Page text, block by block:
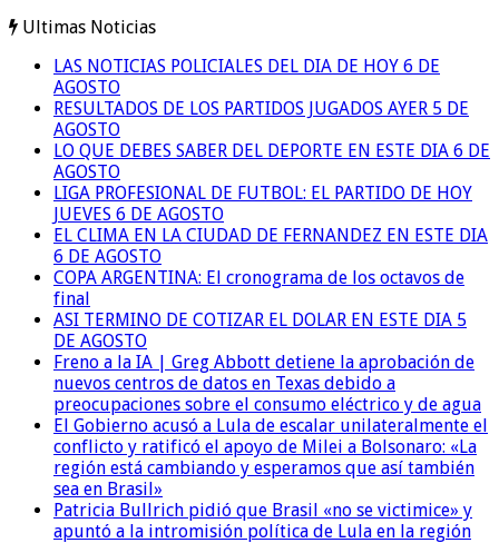
Ultimas Noticias
LAS NOTICIAS POLICIALES DEL DIA DE HOY 6 DE
AGOSTO
RESULTADOS DE LOS PARTIDOS JUGADOS AYER 5 DE
AGOSTO
LO QUE DEBES SABER DEL DEPORTE EN ESTE DIA 6 DE
AGOSTO
LIGA PROFESIONAL DE FUTBOL: EL PARTIDO DE HOY
JUEVES 6 DE AGOSTO
EL CLIMA EN LA CIUDAD DE FERNANDEZ EN ESTE DIA
6 DE AGOSTO
COPA ARGENTINA: El cronograma de los octavos de
final
ASI TERMINO DE COTIZAR EL DOLAR EN ESTE DIA 5
DE AGOSTO
Freno a la IA | Greg Abbott detiene la aprobación de
nuevos centros de datos en Texas debido a
preocupaciones sobre el consumo eléctrico y de agua
El Gobierno acusó a Lula de escalar unilateralmente el
conflicto y ratificó el apoyo de Milei a Bolsonaro: «La
región está cambiando y esperamos que así también
sea en Brasil»
Patricia Bullrich pidió que Brasil «no se victimice» y
apuntó a la intromisión política de Lula en la región